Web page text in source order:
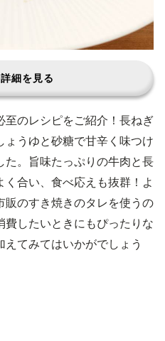
細を見る
のレシピをご紹介！長ねぎ
ょうゆと砂糖で甘辛く味つけ
た。旨味たっぷりの牛肉と長
合い、食べ応えも抜群！よ
販のすき焼きのタレを使うの
費したいときにもぴったりな
てみてはいかがでしょう